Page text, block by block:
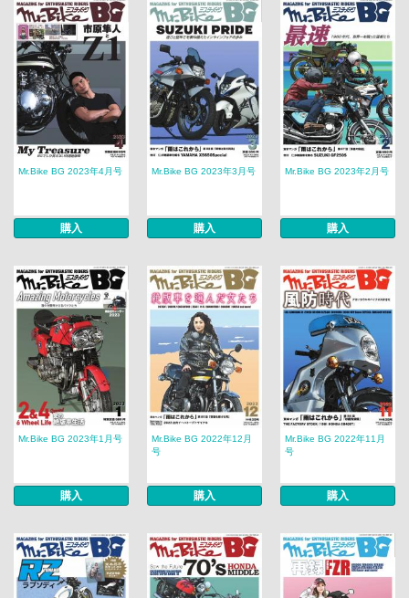
Mr.Bike BG 2023年4月号
購入
Mr.Bike BG 2023年3月号
購入
Mr.Bike BG 2023年2月号
購入
Mr.Bike BG 2023年1月号
購入
Mr.Bike BG 2022年12月
号
購入
Mr.Bike BG 2022年11月
号
購入